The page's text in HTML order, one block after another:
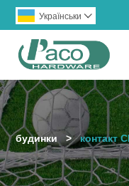
Українськи 
будинки > контакт